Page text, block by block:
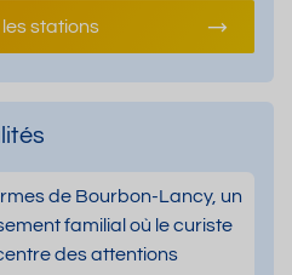
les stations
de Bourbon-Lancy, un
familial où le curiste
des attentions